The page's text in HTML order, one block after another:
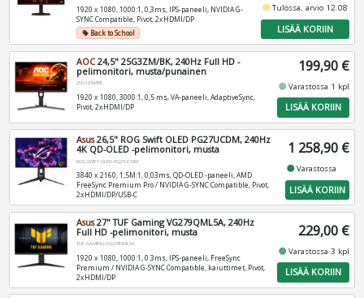
1920 x 1080, 1000:1, 0,3ms, IPS-paneeli, NVIDIA G-
SYNC Compatible, Pivot, 2xHDMI/DP
local_offerBack to School
fiber_manual_recordTulossa, arvio 12.08
LISÄÄ KORIIN
AOC24,5" 25G3ZM/BK, 240Hz Full HD -
pelimonitori, musta/punainen
25G3ZM/BK
1920 x 1080, 3000:1, 0,5 ms, VA-paneeli, AdaptiveSync,
Pivot, 2xHDMI/DP
199,90 €
fiber_manual_recordVarastossa 1 kpl
LISÄÄ KORIIN
Asus26,5" ROG Swift OLED PG27UCDM, 240Hz
4K QD-OLED -pelimonitori, musta
ROG-SWIFT-OLED-PG27UCDM
3840 x 2160, 1,5M:1, 0,03ms, QD-OLED -paneeli, AMD
FreeSync Premium Pro / NVIDIA G-SYNC Compatible, Pivot,
2xHDMI/DP/USB-C
1 258,90 €
fiber_manual_recordVarastossa
LISÄÄ KORIIN
Asus27" TUF Gaming VG279QML5A, 240Hz
Full HD -pelimonitori, musta
TUF-GAMING-VG279QML5A
1920 x 1080, 1000:1, 0.3ms, IPS-paneeli, FreeSync
Premium / NVIDIA G-SYNC Compatible, kaiuttimet, Pivot,
2xHDMI/DP
229,00 €
fiber_manual_recordVarastossa 3 kpl
LISÄÄ KORIIN